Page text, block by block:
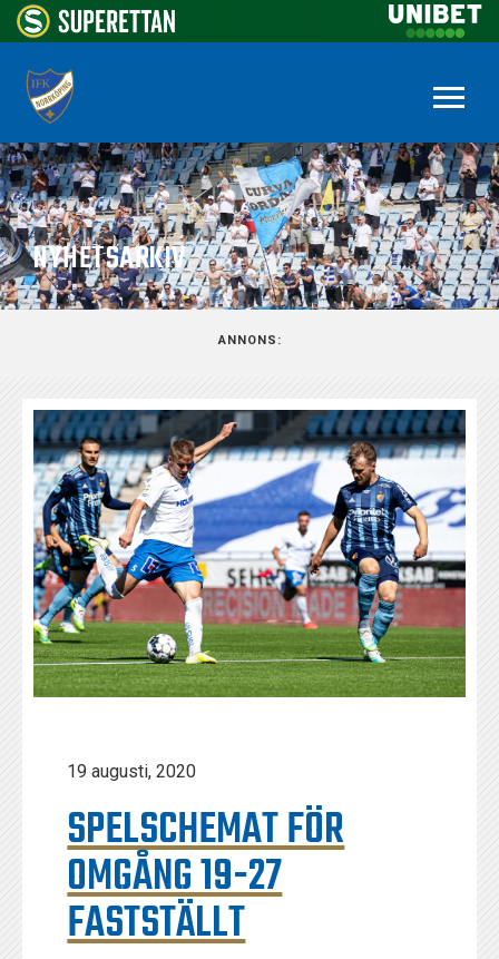
NYHETSARKIV
ANNONS:
19 augusti, 2020
SPELSCHEMAT FÖR
OMGÅNG 19-27
FASTSTÄLLT